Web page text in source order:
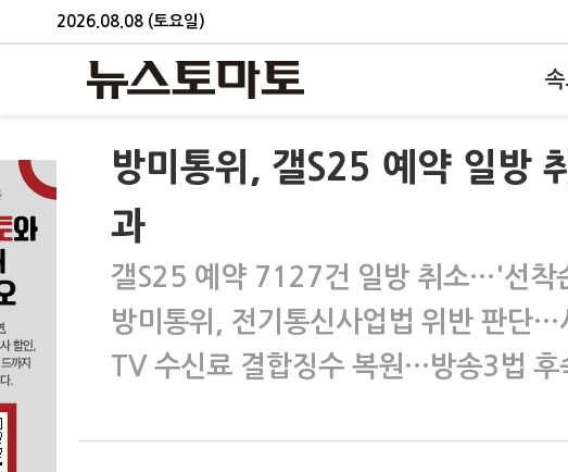
2026.08.08 (토요일)
방미통위, 갤S25 예약 일방
과
갤S25 예약 7127건 일방 취소…'선착
방미통위, 전기통신사업법 위반 판단…
TV 수신료 결합징수 복원…방송3법 후